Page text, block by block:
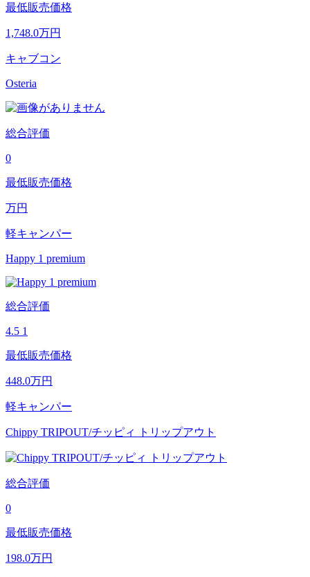
最低販売価格
1,748.0万円
キャブコン
Osteria
総合評価
0
最低販売価格
万円
軽キャンパー
Happy 1 premium
総合評価
4.5 1
最低販売価格
448.0万円
軽キャンパー
Chippy TRIPOUT/チッピィ トリップアウト
総合評価
0
最低販売価格
198.0万円